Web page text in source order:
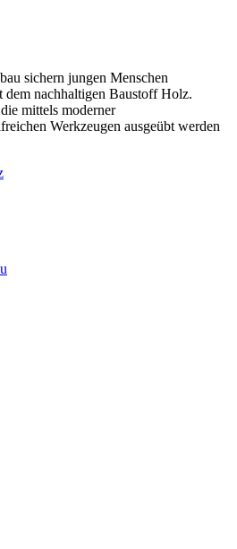
sichern jungen Menschen
nachhaltigen Baustoff Holz.
mittels moderner
Werkzeugen ausgeübt werden